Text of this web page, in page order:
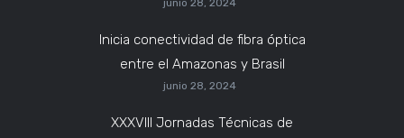
junio 28, 2024
Inicia conectividad de fibra óptica
entre el Amazonas y Brasil
junio 28, 2024
XXXVIII Jornadas Técnicas de